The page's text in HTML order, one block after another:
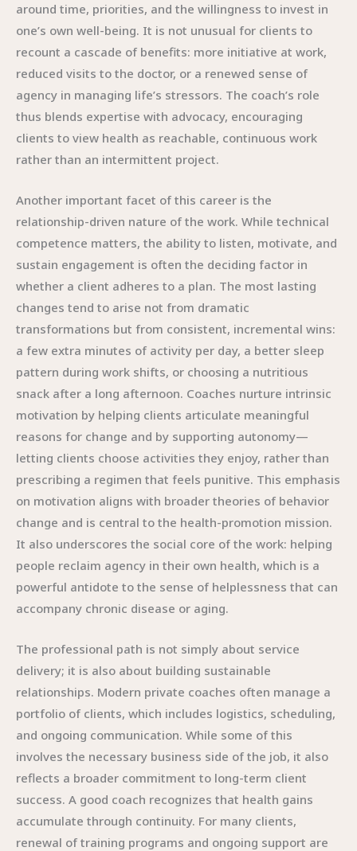
around time, priorities, and the willingness to invest in
one’s own well-being. It is not unusual for clients to
recount a cascade of benefits: more initiative at work,
reduced visits to the doctor, or a renewed sense of
agency in managing life’s stressors. The coach’s role
thus blends expertise with advocacy, encouraging
clients to view health as reachable, continuous work
rather than an intermittent project.
Another important facet of this career is the
relationship-driven nature of the work. While technical
competence matters, the ability to listen, motivate, and
sustain engagement is often the deciding factor in
whether a client adheres to a plan. The most lasting
changes tend to arise not from dramatic
transformations but from consistent, incremental wins:
a few extra minutes of activity per day, a better sleep
pattern during work shifts, or choosing a nutritious
snack after a long afternoon. Coaches nurture intrinsic
motivation by helping clients articulate meaningful
reasons for change and by supporting autonomy—
letting clients choose activities they enjoy, rather than
prescribing a regimen that feels punitive. This emphasis
on motivation aligns with broader theories of behavior
change and is central to the health-promotion mission.
It also underscores the social core of the work: helping
people reclaim agency in their own health, which is a
powerful antidote to the sense of helplessness that can
accompany chronic disease or aging.
The professional path is not simply about service
delivery; it is also about building sustainable
relationships. Modern private coaches often manage a
portfolio of clients, which includes logistics, scheduling,
and ongoing communication. While some of this
involves the necessary business side of the job, it also
reflects a broader commitment to long-term client
success. A good coach recognizes that health gains
accumulate through continuity. For many clients,
renewal of training programs and ongoing support are